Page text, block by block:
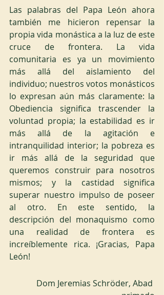
Las palabras del Papa León ahora
también me hicieron repensar la
propia vida monástica a la luz de este
cruce de frontera. La vida
comunitaria es ya un movimiento
más allá del aislamiento del
individuo; nuestros votos monásticos
lo expresan aún más claramente: la
Obediencia significa trascender la
voluntad propia; la estabilidad es ir
más allá de la agitación e
intranquilidad interior; la pobreza es
ir más allá de la seguridad que
queremos construir para nosotros
mismos; y la castidad significa
superar nuestro impulso de poseer
al otro. En este sentido, la
descripción del monaquismo como
una realidad de frontera es
increíblemente rica. ¡Gracias, Papa
León!
Dom Jeremias Schröder, Abad